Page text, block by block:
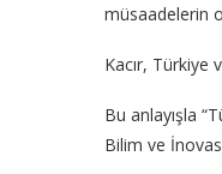
müsaadelerin
Kacır,
Bu anlayışla
Bilim ve